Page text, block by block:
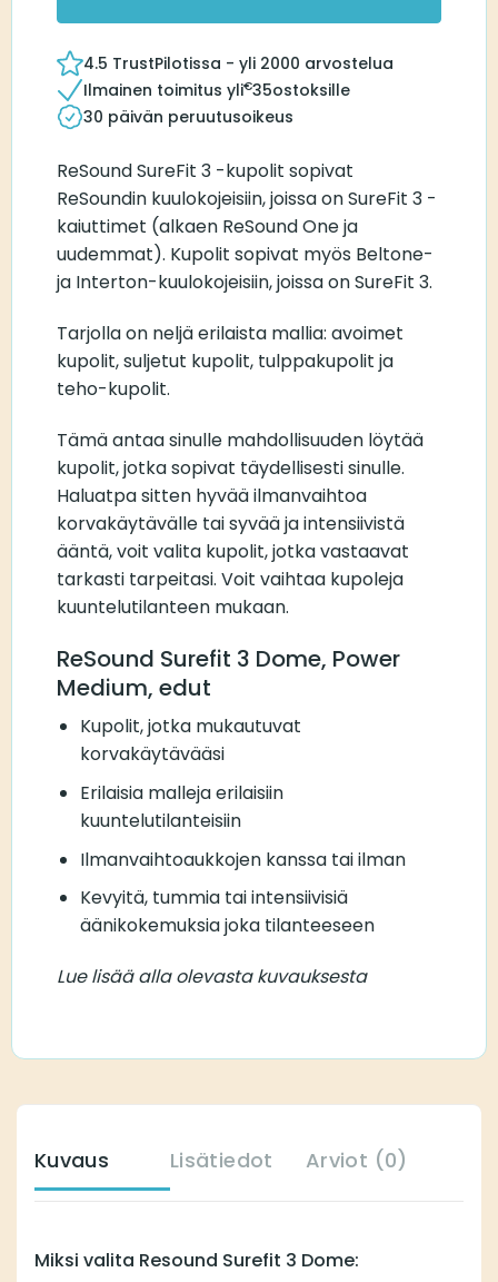
4.5 TrustPilotissa - yli 2000 arvostelua
Ilmainen toimitus yli€35ostoksille
30 päivän peruutusoikeus
ReSound SureFit 3 -kupolit sopivat
ReSoundin kuulokojeisiin, joissa on SureFit 3 -
kaiuttimet (alkaen ReSound One ja
uudemmat). Kupolit sopivat myös Beltone-
ja Interton-kuulokojeisiin, joissa on SureFit 3.
Tarjolla on neljä erilaista mallia: avoimet
kupolit, suljetut kupolit, tulppakupolit ja
teho-kupolit.
Tämä antaa sinulle mahdollisuuden löytää
kupolit, jotka sopivat täydellisesti sinulle.
Haluatpa sitten hyvää ilmanvaihtoa
korvakäytävälle tai syvää ja intensiivistä
ääntä, voit valita kupolit, jotka vastaavat
tarkasti tarpeitasi. Voit vaihtaa kupoleja
kuuntelutilanteen mukaan.
ReSound Surefit 3 Dome, Power
Medium, edut
Kupolit, jotka mukautuvat
korvakäytävääsi
Erilaisia malleja erilaisiin
kuuntelutilanteisiin
Ilmanvaihtoaukkojen kanssa tai ilman
Kevyitä, tummia tai intensiivisiä
äänikokemuksia joka tilanteeseen
Lue lisää alla olevasta kuvauksesta
Kuvaus Lisätiedot Arviot (0)
Miksi valita Resound Surefit 3 Dome: